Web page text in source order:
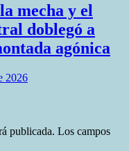
mecha y el
doblegó a
agónica
2026
publicada. Los campos